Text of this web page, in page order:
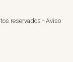
reservados - Aviso